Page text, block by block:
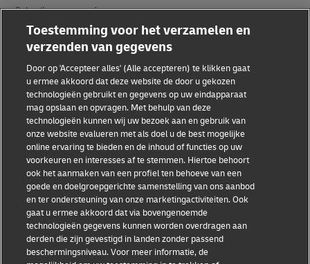
Gebruiksvoorwaarden
Privacyverklaring
Toegankelijkheid
Aanvullende informatie
Cookie-instellingen
Volg ons
2026 © - all rights reserved
Toestemming voor het verzamelen en
verzenden van gegevens
Door op 'Accepteer alles' (Alle accepteren) te klikken gaat
u ermee akkoord dat deze website de door u gekozen
technologieën gebruikt en gegevens op uw eindapparaat
mag opslaan en opvragen. Met behulp van deze
technologieën kunnen wij uw bezoek aan en gebruik van
onze website evalueren met als doel u de best mogelijke
online ervaring te bieden en de inhoud of functies op uw
voorkeuren en interesses af te stemmen. Hiertoe behoort
ook het aanmaken van een profiel ten behoeve van een
goede en doelgroepgerichte samenstelling van ons aanbod
en ter ondersteuning van onze marketingactiviteiten. Ook
gaat u ermee akkoord dat via bovengenoemde
technologieën gegevens kunnen worden overdragen aan
derden die zijn gevestigd in landen zonder passend
beschermingsniveau. Voor meer informatie, de